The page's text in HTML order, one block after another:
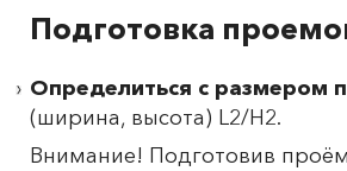
Подготовка
Определиться с размером
(ширина, высота) L2/H2.
Внимание! Подготовив